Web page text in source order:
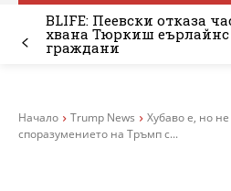
BLIFE: Пеевски отказа
хвана Тюркиш еърлайнс
граждани
Начало Trump News
Хубаво е, но
споразумението на Тръмп с...